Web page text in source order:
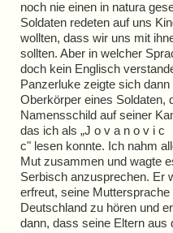
noch nie einen in natura
Soldaten redeten auf uns
wollten, dass wir uns mit
sollten. Aber in welcher
doch kein Englisch
Panzerluke zeigte sich dann
Oberkörper eines Soldaten,
Namensschild auf seiner
das ich als „J o v a n o v i c
c" lesen konnte. Ich nahm
Mut zusammen und wagte
Serbisch anzusprechen. Er
erfreut, seine Muttersprache
Deutschland zu hören und
dann, dass seine Eltern aus